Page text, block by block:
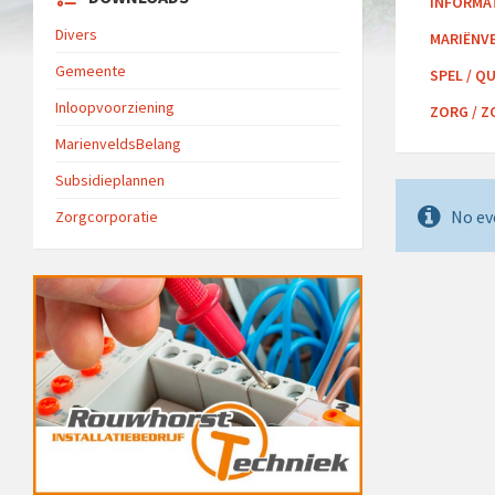
SPEL /
ZORG /
No
Divers
Gemeente
Inloopvoorziening
MarienveldsBelang
Subsidieplannen
Zorgcorporatie